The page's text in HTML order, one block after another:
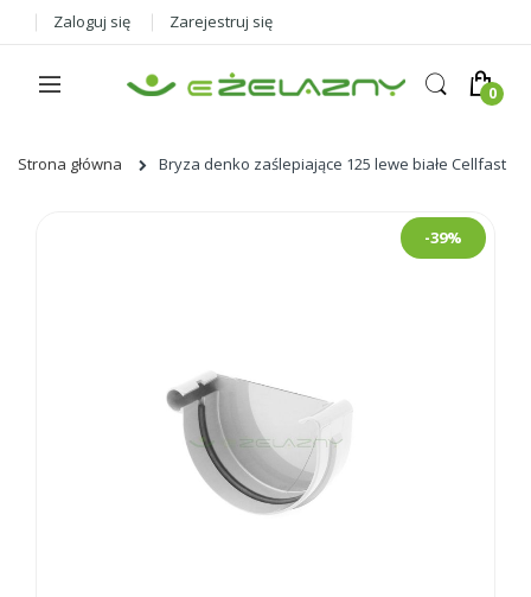
Zaloguj się Zarejestruj się
Strona główna Bryza denko zaślepiające 125 lewe białe Cellfast
-39%